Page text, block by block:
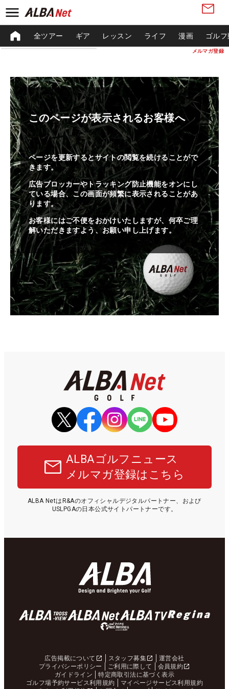
メルマガ登録
全ツアー ギア レッスン ライフ 漫画 ゴル
このページが表示されるお客様へ
ページを更新するとサイトの閲覧を続けることがで
きます。
広告ブロッカーやトラッキング防止機能をオンにし
ている場合、この画面が頻繁に表示されることがあ
ります。
お客様にはご不便をおかけいたしますが、何卒ご理
解いただきますよう、お願い申し上げます。
ALBAゴルフニュース
メルマガ登録はこちら
ALBA NetはR&Aのオフィシャルデジタルパートナー、および
USLPGAの日本公式サイトパートナーです。
広告掲載について スタッフ募集
運営会社
プライバシーポリシー
ご利用に際して
会員規約
ガイドライン
特定商取引法に基づく表示
ゴルフ場予約サービス利用規約
マイページサービス利用規約